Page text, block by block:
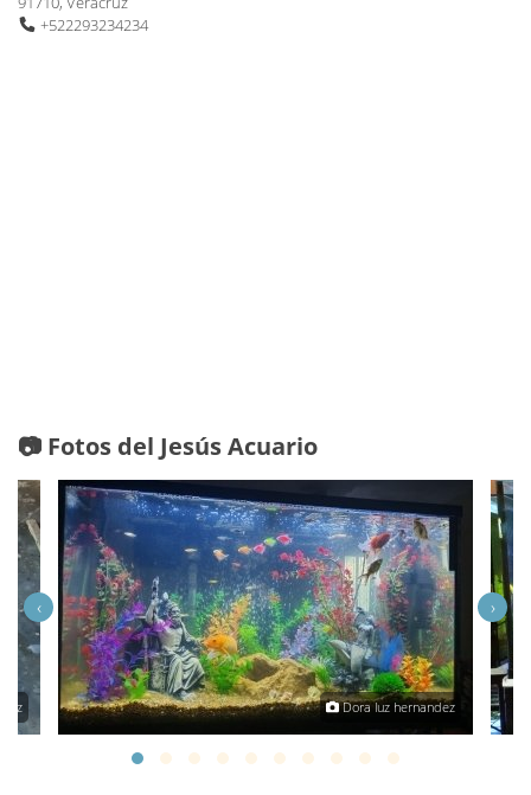
+522293234234
📷 Fotos del Jesús Acuario
Dora luz hernandez
‹ ›